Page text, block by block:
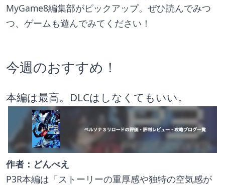
MyGame8編集部がピックアップ。ぜひ読んでみつ
つ、ゲームも遊んでみてください！
今週のおすすめ！
本編は最高。DLCはしなくてもいい。
作者：どんべえ
P3R本編は「ストーリーの重厚感や独特の空気感が